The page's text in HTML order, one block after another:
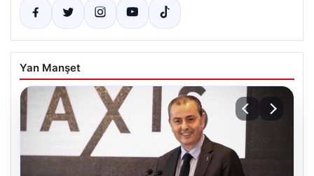
Yan Manşet